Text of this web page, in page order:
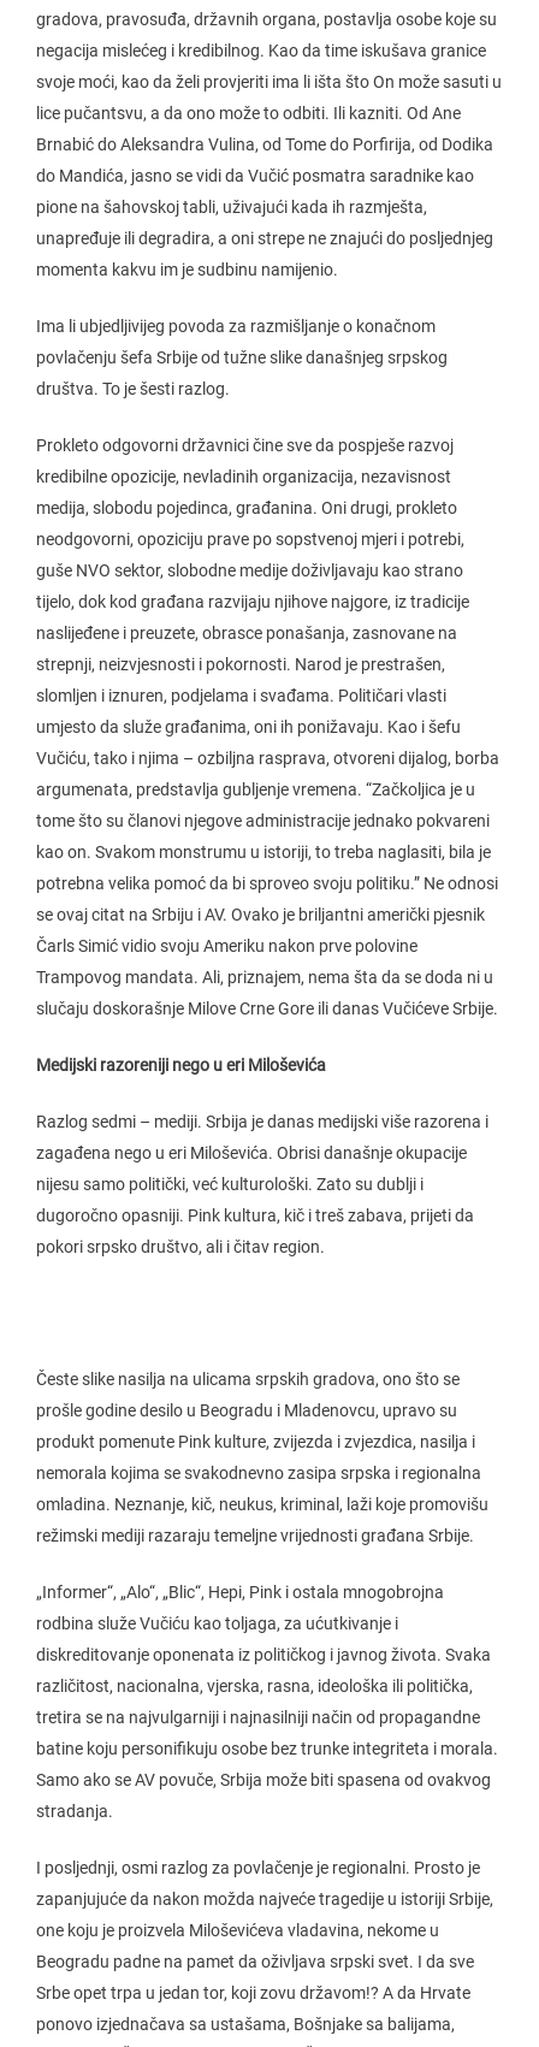
gradova, pravosuđa, državnih organa, postavlja osobe koje su
negacija mislećeg i kredibilnog. Kao da time iskušava granice
svoje moći, kao da želi provjeriti ima li išta što On može sasuti u
lice pučantsvu, a da ono može to odbiti. Ili kazniti. Od Ane
Brnabić do Aleksandra Vulina, od Tome do Porfirija, od Dodika
do Mandića, jasno se vidi da Vučić posmatra saradnike kao
pione na šahovskoj tabli, uživajući kada ih razmješta,
unapređuje ili degradira, a oni strepe ne znajući do posljednjeg
momenta kakvu im je sudbinu namijenio.
Ima li ubjedljivijeg povoda za razmišljanje o konačnom
povlačenju šefa Srbije od tužne slike današnjeg srpskog
društva. To je šesti razlog.
Prokleto odgovorni državnici čine sve da pospješe razvoj
kredibilne opozicije, nevladinih organizacija, nezavisnost
medija, slobodu pojedinca, građanina. Oni drugi, prokleto
neodgovorni, opoziciju prave po sopstvenoj mjeri i potrebi,
guše NVO sektor, slobodne medije doživljavaju kao strano
tijelo, dok kod građana razvijaju njihove najgore, iz tradicije
naslijeđene i preuzete, obrasce ponašanja, zasnovane na
strepnji, neizvjesnosti i pokornosti. Narod je prestrašen,
slomljen i iznuren, podjelama i svađama. Političari vlasti
umjesto da služe građanima, oni ih ponižavaju. Kao i šefu
Vučiću, tako i njima – ozbiljna rasprava, otvoreni dijalog, borba
argumenata, predstavlja gubljenje vremena. “Začkoljica je u
tome što su članovi njegove administracije jednako pokvareni
kao on. Svakom monstrumu u istoriji, to treba naglasiti, bila je
potrebna velika pomoć da bi sproveo svoju politiku.” Ne odnosi
se ovaj citat na Srbiju i AV. Ovako je briljantni američki pjesnik
Čarls Simić vidio svoju Ameriku nakon prve polovine
Trampovog mandata. Ali, priznajem, nema šta da se doda ni u
slučaju doskorašnje Milove Crne Gore ili danas Vučićeve Srbije.
Medijski razoreniji nego u eri Miloševića
Razlog sedmi – mediji. Srbija je danas medijski više razorena i
zagađena nego u eri Miloševića. Obrisi današnje okupacije
nijesu samo politički, već kulturološki. Zato su dublji i
dugoročno opasniji. Pink kultura, kič i treš zabava, prijeti da
pokori srpsko društvo, ali i čitav region.
Česte slike nasilja na ulicama srpskih gradova, ono što se
prošle godine desilo u Beogradu i Mladenovcu, upravo su
produkt pomenute Pink kulture, zvijezda i zvjezdica, nasilja i
nemorala kojima se svakodnevno zasipa srpska i regionalna
omladina. Neznanje, kič, neukus, kriminal, laži koje promovišu
režimski mediji razaraju temeljne vrijednosti građana Srbije.
„Informer“, „Alo“, „Blic“, Hepi, Pink i ostala mnogobrojna
rodbina služe Vučiću kao toljaga, za ućutkivanje i
diskreditovanje oponenata iz političkog i javnog života. Svaka
različitost, nacionalna, vjerska, rasna, ideološka ili politička,
tretira se na najvulgarniji i najnasilniji način od propagandne
batine koju personifikuju osobe bez trunke integriteta i morala.
Samo ako se AV povuče, Srbija može biti spasena od ovakvog
stradanja.
I posljednji, osmi razlog za povlačenje je regionalni. Prosto je
zapanjujuće da nakon možda najveće tragedije u istoriji Srbije,
one koju je proizvela Miloševićeva vladavina, nekome u
Beogradu padne na pamet da oživljava srpski svet. I da sve
Srbe opet trpa u jedan tor, koji zovu državom!? A da Hrvate
ponovo izjednačava sa ustašama, Bošnjake sa balijama,